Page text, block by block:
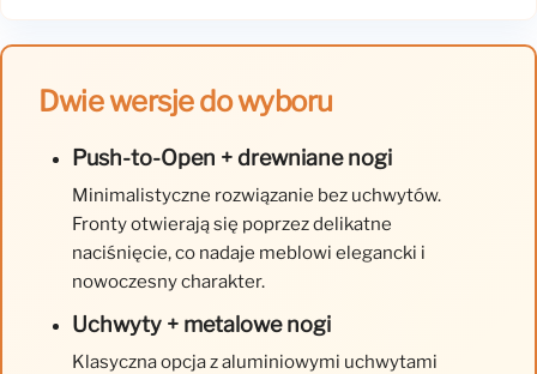
Dwie wersje do wyboru
Push-to-Open + drewniane nogi
Minimalistyczne rozwiązanie bez uchwytów.
Fronty otwierają się poprzez delikatne
naciśnięcie, co nadaje meblowi elegancki i
nowoczesny charakter.
Uchwyty + metalowe nogi
Klasyczna opcja z aluminiowymi uchwytami